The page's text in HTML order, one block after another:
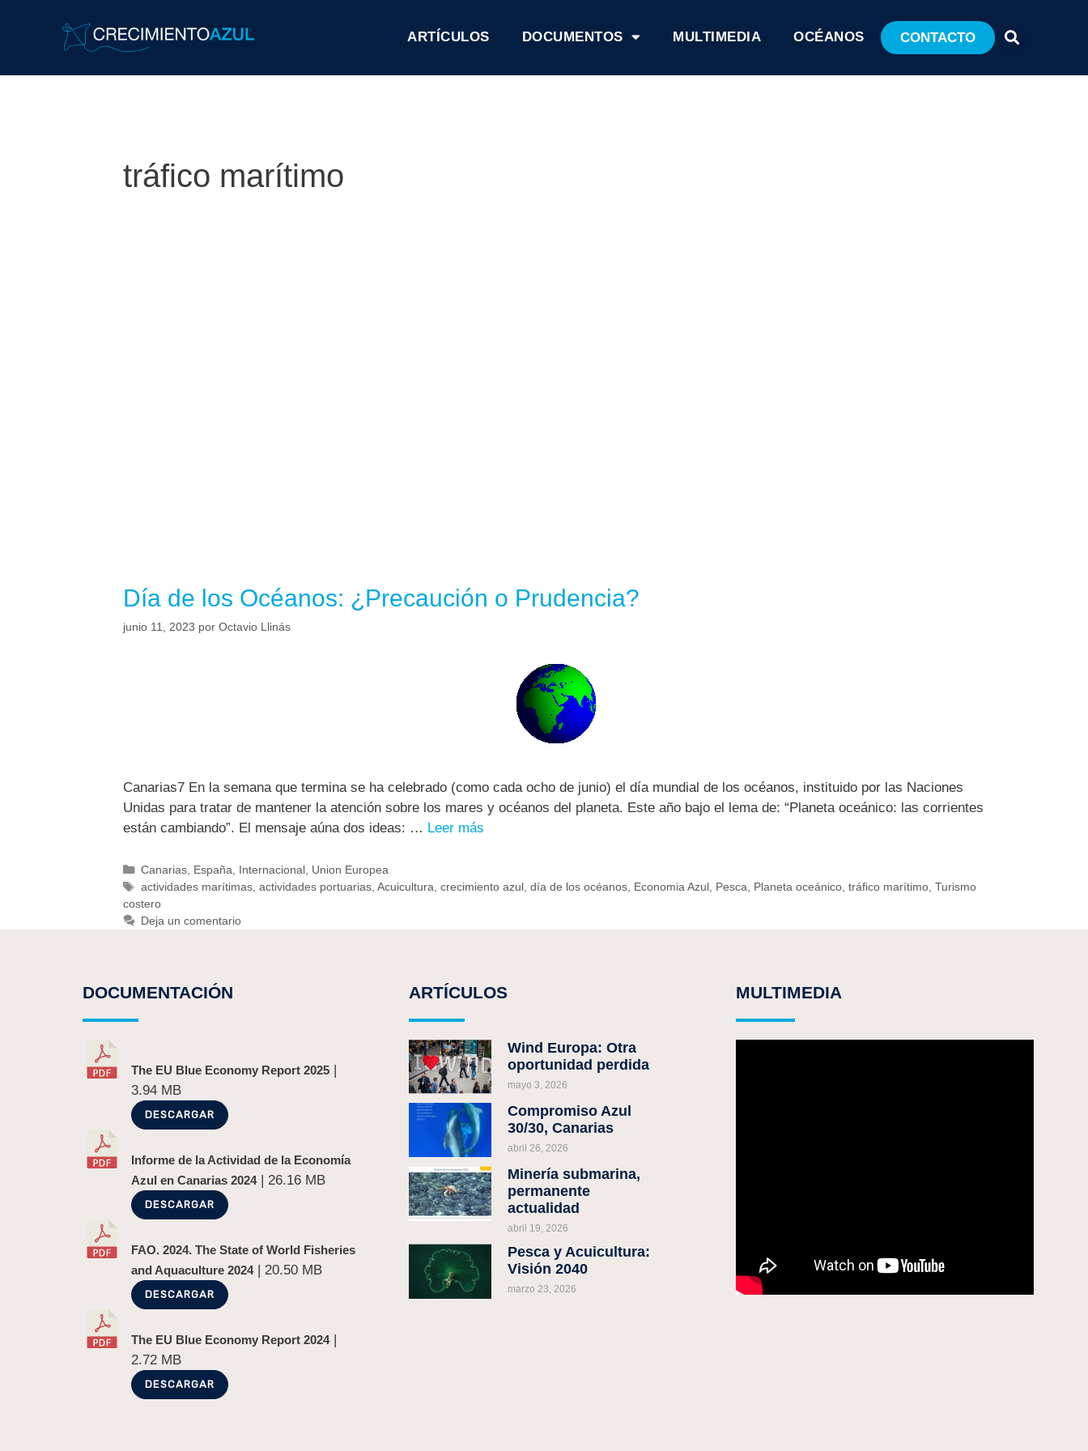
ARTÍCULOS DOCUMENTOS MULTIMEDIA OCÉANOS CONTACTO
tráfico marítimo
Día de los Océanos: ¿Precaución o Prudencia?
junio 11, 2023 por Octavio Llinás
Canarias7 En la semana que termina se ha celebrado (como cada ocho de junio) el día mundial de los océanos, instituido por las Naciones
Unidas para tratar de mantener la atención sobre los mares y océanos del planeta. Este año bajo el lema de: “Planeta oceánico: las corrientes
están cambiando”. El mensaje aúna dos ideas: … Leer más
Canarias, España Internacional, Union Europea
actividades marítimas, actividades portuarias, Acuicultura crecimiento azul, día de los océanos, Economia Azul, Pesca Planeta oceánico, tráfico marítimo, Turismo
costero
Deja un comentario
DOCUMENTACIÓN
The EU Blue Economy Report 2025 |
3.94 MB
DESCARGAR
Informe de la Actividad de la Economía
Azul en Canarias 2024| 26.16 MB
DESCARGAR
FAO. 2024. The State of World Fisheries
and Aquaculture 2024| 20.50 MB
DESCARGAR
The EU Blue Economy Report 2024|
2.72 MB
DESCARGAR
ARTÍCULOS
Wind Europa: Otra
oportunidad perdida
mayo 3, 2026
Compromiso Azul
30/30, Canarias
abril 26, 2026
Minería submarina,
permanente
actualidad
abril 19, 2026
Pesca y Acuicultura:
Visión 2040
marzo 23, 2026
MULTIMEDIA